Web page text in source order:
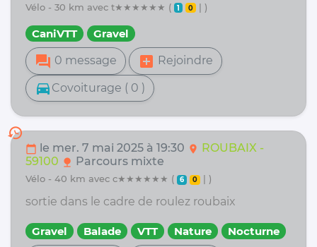
vélo - 30 km avec t★★★★★★ ( 1 0 | )
CaniVTT Gravel
forum 0 message add_box Rejoindre
directions_car Covoiturage ( 0 )
history
calendar_today le mer. 7 mai 2025 à 19:30 location_on
ROUBAIX -
59100 nature Parcours mixte
vélo - 40 km avec c★★★★★★ ( 6 0 | )
sortie dans le cadre de roulez roubaix
Gravel Balade VTT Nature Nocturne